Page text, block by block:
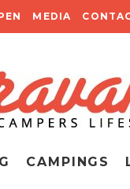
MEDIA
CAMPINGS